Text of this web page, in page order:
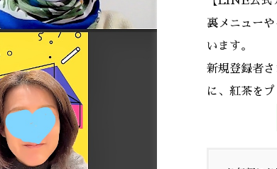
裏メニュー
います。
新規登録者
に、紅茶をプ